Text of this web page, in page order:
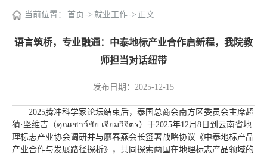
当前位置： 首页 -> 就业工作-> 正文
语言筑桥，专业融通：中泰地标产业合作启新程，我院教
师担当对话纽带
发布日期：2025-12-15
2025腾冲科学家论坛结束后，泰国总商会南方区委员会主席超
猜·坚维吉（คุณเชาว์ชัย เจียมวิจิตร）于2025年12月8日到云南省地
理标志产业协会调研并与廖春燕会长签署战略协议《中泰地标产品
产业合作与发展路径探析》，共同探索两国在地理标志产品领域的